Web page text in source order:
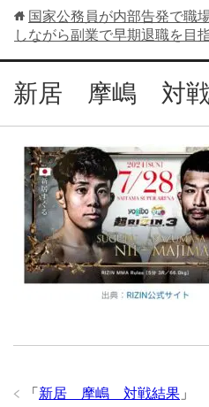
国家公務員が内部告発で職
しながら副業で早期退職を目
新居 摩嶋 対戦
「 新居 摩嶋 対戦結果 」